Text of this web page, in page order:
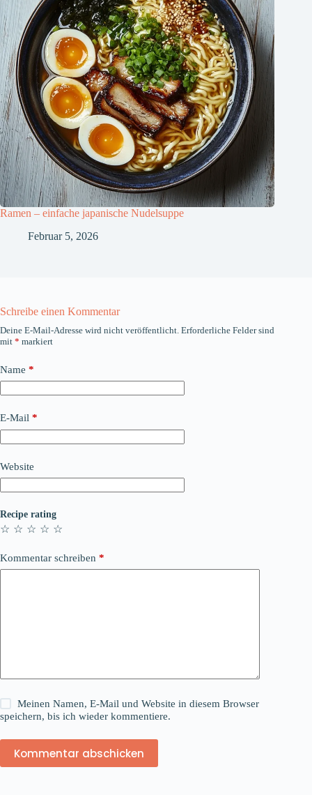
Ramen – einfache japanische Nudelsuppe
Februar 5, 2026
Schreibe einen Kommentar
Deine E-Mail-Adresse wird nicht veröffentlicht. Erforderliche Felder sind
mit * markiert
Name *
E-Mail *
Website
Recipe rating
☆
☆
☆
☆
☆
Kommentar schreiben *
Meinen Namen, E-Mail und Website in diesem Browser
speichern, bis ich wieder kommentiere.
Kommentar abschicken